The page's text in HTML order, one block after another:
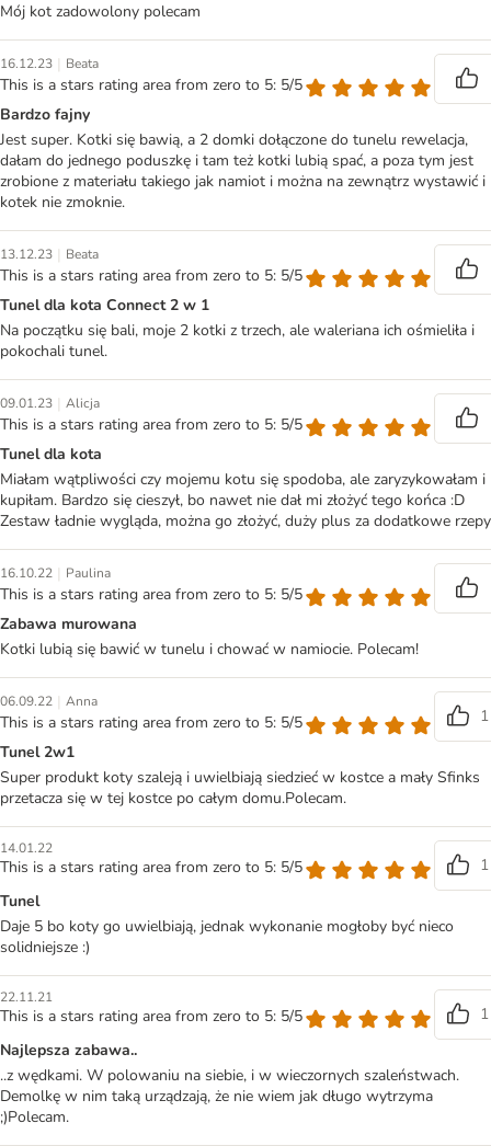
Mój kot zadowolony polecam
16.12.23 | Beata
This is a stars rating area from zero to 5: 5/5
Bardzo fajny
Jest super. Kotki się bawią, a 2 domki dołączone do tunelu rewelacja,
dałam do jednego poduszkę i tam też kotki lubią spać, a poza tym jest
zrobione z materiału takiego jak namiot i można na zewnątrz wystawić i
kotek nie zmoknie.
13.12.23 | Beata
This is a stars rating area from zero to 5: 5/5
Tunel dla kota Connect 2 w 1
Na początku się bali, moje 2 kotki z trzech, ale waleriana ich ośmieliła i
pokochali tunel.
09.01.23 | Alicja
This is a stars rating area from zero to 5: 5/5
Tunel dla kota
Miałam wątpliwości czy mojemu kotu się spodoba, ale zaryzykowałam i
kupiłam. Bardzo się cieszył, bo nawet nie dał mi złożyć tego końca :D
Zestaw ładnie wygląda, można go złożyć, duży plus za dodatkowe rzepy
16.10.22 | Paulina
This is a stars rating area from zero to 5: 5/5
Zabawa murowana
Kotki lubią się bawić w tunelu i chować w namiocie. Polecam!
06.09.22 | Anna
This is a stars rating area from zero to 5: 5/5
1
Tunel 2w1
Super produkt koty szaleją i uwielbiają siedzieć w kostce a mały Sfinks
przetacza się w tej kostce po całym domu.Polecam.
14.01.22
This is a stars rating area from zero to 5: 5/5
1
Tunel
Daje 5 bo koty go uwielbiają, jednak wykonanie mogłoby być nieco
solidniejsze :)
22.11.21
This is a stars rating area from zero to 5: 5/5
1
Najlepsza zabawa..
..z wędkami. W polowaniu na siebie, i w wieczornych szaleństwach.
Demolkę w nim taką urządzają, że nie wiem jak długo wytrzyma
;)Polecam.